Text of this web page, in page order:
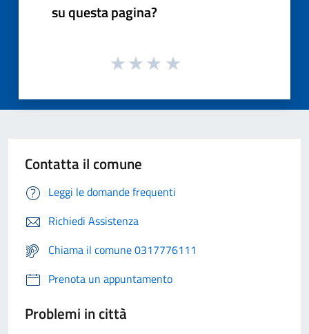
su questa pagina?
Contatta il comune
Leggi le domande frequenti
Richiedi Assistenza
Chiama il comune 0317776111
Prenota un appuntamento
Problemi in città